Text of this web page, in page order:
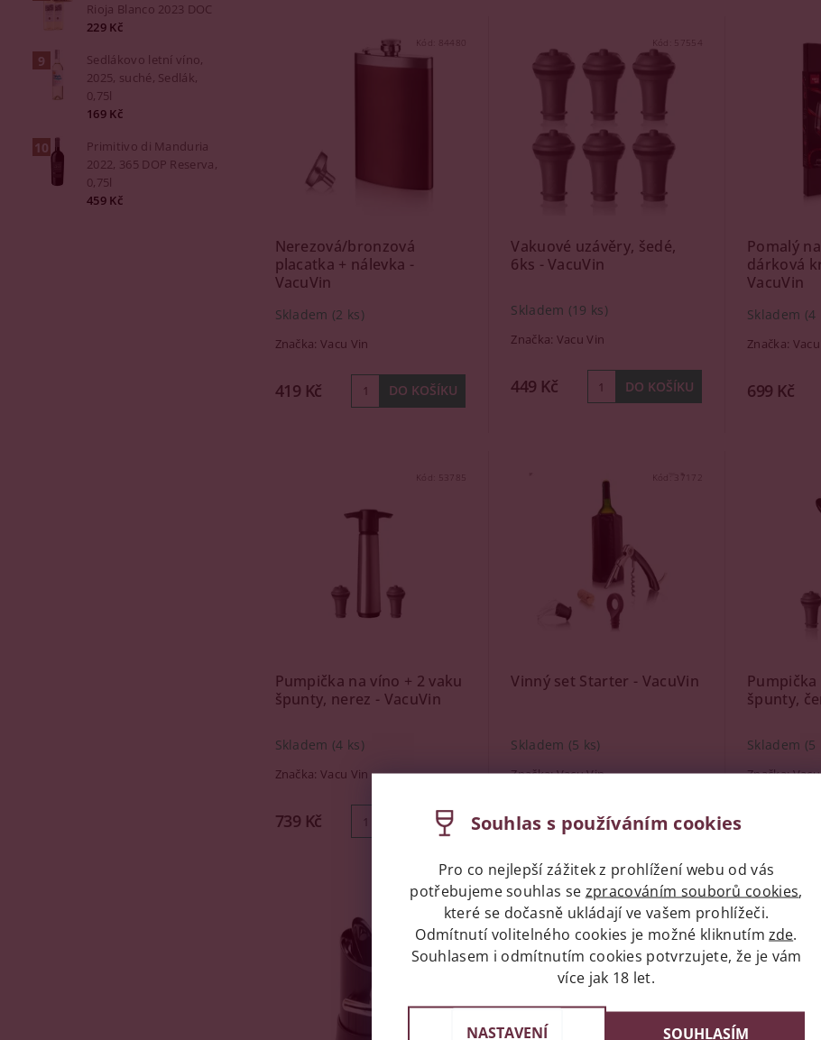
Rioja Blanco 2023 DOC
229 Kč
Sedlákovo letní víno,
2025, suché, Sedlák,
0,75l
169 Kč
Primitivo di Manduria
2022, 365 DOP Reserva,
0,75l
459 Kč
Kód: 84480
Nerezová/bronzová
placatka + nálevka -
VacuVin
Skladem (2 ks)
Značka:Vacu Vin
419 Kč
Kód: 57554
Vakuové uzávěry, šedé,
6ks - VacuVin
Skladem (19 ks)
Značka: Vacu Vin
449 Kč
Pomalý
dárková
VacuVin
Skladem (4
Značka:
699 Kč
Kód: 53785
Pumpička na víno + 2 vaku
špunty, nerez - VacuVin
Skladem (4 ks)
Značka:Vacu Vin
739 Kč
Kód: 37172
Vinný set Starter - VacuVin
Skladem (5 ks)
Značka:Vacu Vin
599 Kč
špunty,
Skladem (5
Značka:
37139 Kód:37013
Souhlas s používáním cookies
Pro co nejlepší zážitek z prohlížení webu od vás
potřebujeme souhlas se zpracováním souborů cookies,
které se dočasně ukládají ve vašem prohlížeči.
Odmítnutí volitelného cookies je možné kliknutímzde.
Souhlasem i odmítnutím cookies potvrzujete, že je vám
více jak 18 let.
NASTAVENÍ SOUHLASÍM